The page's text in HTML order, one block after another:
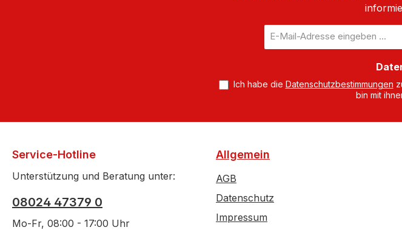
Mail-
Adresse
Ich habe die Datenschutzbestimmungen
bin mit
Service-Hotline
Unterstützung und Beratung unter:
08024 47379 0
Mo-Fr, 08:00 - 17:00 Uhr
Allgemein
AGB
Datenschutz
Impressum